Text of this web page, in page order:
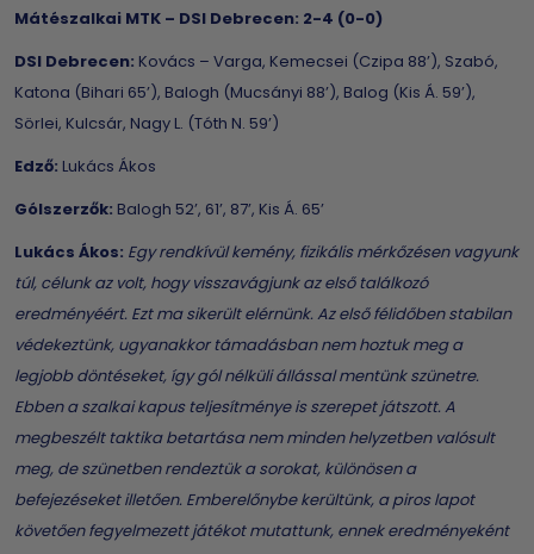
Mátészalkai MTK – DSI Debrecen: 2-4 (0-0)
DSI Debrecen: Kovács – Varga, Kemecsei (Czipa 88’), Szabó,
Katona (Bihari 65’), Balogh (Mucsányi 88’), Balog (Kis Á. 59’),
Sörlei, Kulcsár, Nagy L. (Tóth N. 59’)
Edző: Lukács Ákos
Gólszerzők: Balogh 52’, 61’, 87’, Kis Á. 65’
Lukács Ákos: Egy rendkívül kemény, fizikális mérkőzésen vagyunk
túl, célunk az volt, hogy visszavágjunk az első találkozó
eredményéért. Ezt ma sikerült elérnünk. Az első félidőben stabilan
védekeztünk, ugyanakkor támadásban nem hoztuk meg a
legjobb döntéseket, így gól nélküli állással mentünk szünetre.
Ebben a szalkai kapus teljesítménye is szerepet játszott. A
megbeszélt taktika betartása nem minden helyzetben valósult
meg, de szünetben rendeztük a sorokat, különösen a
befejezéseket illetően. Emberelőnybe kerültünk, a piros lapot
követően fegyelmezett játékot mutattunk, ennek eredményeként